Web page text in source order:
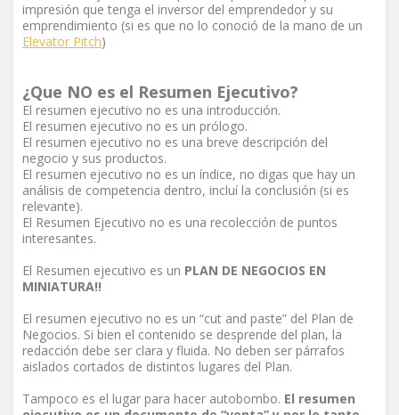
impresión que tenga el inversor del emprendedor y su
emprendimiento (si es que no lo conoció de la mano de un
Elevator Pitch)
¿Que NO es el Resumen Ejecutivo?
El resumen ejecutivo no es una introducción.
El resumen ejecutivo no es un prólogo.
El resumen ejecutivo no es una breve descripción del
negocio y sus productos.
El resumen ejecutivo no es un índice, no digas que hay un
análisis de competencia dentro, incluí la conclusión (si es
relevante).
El Resumen Ejecutivo no es una recolección de puntos
interesantes.
El Resumen ejecutivo es un PLAN DE NEGOCIOS EN
MINIATURA!!
El resumen ejecutivo no es un “cut and paste” del Plan de
Negocios. Si bien el contenido se desprende del plan, la
redacción debe ser clara y fluida. No deben ser párrafos
aislados cortados de distintos lugares del Plan.
Tampoco es el lugar para hacer autobombo. El resumen